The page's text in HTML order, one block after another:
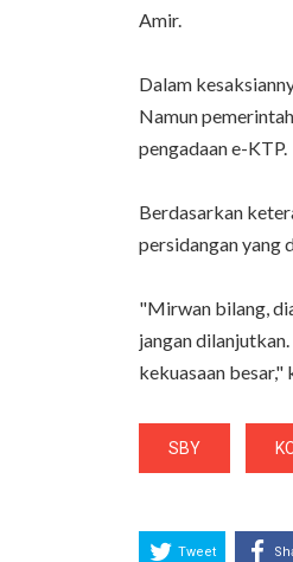
Amir.
Dalam
Namun
pengadaan e-KTP.
Berdasarkan
persidangan yang
"Mirwan bilang,
jangan
kekuasaan
SBY
Tweet